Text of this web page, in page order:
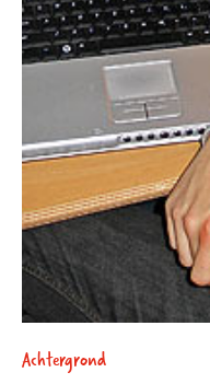
Achtergrond